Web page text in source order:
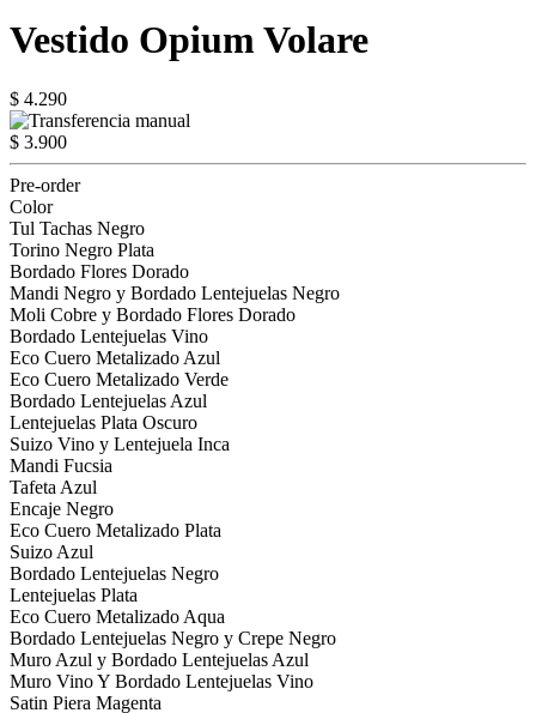
Vestido Opium Volare
$ 4.290
$ 3.900
Pre-order
Color
Tul Tachas Negro
Torino Negro Plata
Bordado Flores Dorado
Mandi Negro y Bordado Lentejuelas Negro
Moli Cobre y Bordado Flores Dorado
Bordado Lentejuelas Vino
Eco Cuero Metalizado Azul
Eco Cuero Metalizado Verde
Bordado Lentejuelas Azul
Lentejuelas Plata Oscuro
Suizo Vino y Lentejuela Inca
Mandi Fucsia
Tafeta Azul
Encaje Negro
Eco Cuero Metalizado Plata
Suizo Azul
Bordado Lentejuelas Negro
Lentejuelas Plata
Eco Cuero Metalizado Aqua
Bordado Lentejuelas Negro y Crepe Negro
Muro Azul y Bordado Lentejuelas Azul
Muro Vino Y Bordado Lentejuelas Vino
Satin Piera Magenta